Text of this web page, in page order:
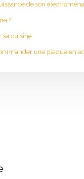
de son
?
sa cuisine
une plaque en